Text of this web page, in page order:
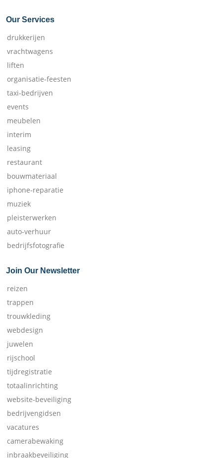
Our Services
drukkerijen
vrachtwagens
liften
organisatie-feesten
taxi-bedrijven
events
meubelen
interim
leasing
restaurant
bouwmateriaal
iphone-reparatie
muziek
pleisterwerken
auto-verhuur
bedrijfsfotografie
Join Our Newsletter
reizen
trappen
trouwkleding
webdesign
juwelen
rijschool
tijdregistratie
totaalinrichting
website-beveiliging
bedrijvengidsen
vacatures
camerabewaking
inbraakbeveiliging